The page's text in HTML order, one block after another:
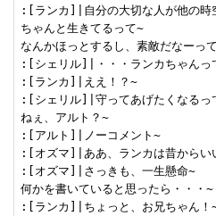
:[ランカ]|自分の大切な人が他の時
ちゃんと生きてるって~
なんかほっとするし、素敵だなーっ
:[シェリル]|・・・ランカちゃんっ
:[ランカ]|ええ！？~
:[シェリル]|守ってあげたくなるっ
ねぇ、アルト？~
:[アルト]|ノーコメント~
:[オズマ]|ああ、ランカは昔からい
:[オズマ]|さっきも、一生懸命~
何かを書いていると思ったら・・・~
:[ランカ]|ちょっと、お兄ちゃん！